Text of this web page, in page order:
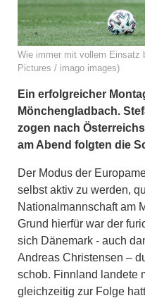
Wie immer mit vollem Einsatz
Pictures / imago images)
Ein erfolgreicher
Mönchengladbach.
zogen nach
am Abend folgten die
Der Modus der
selbst aktiv zu werden,
Nationalmannschaft am
Grund hierfür war der
sich Dänemark - auch
Andreas Christensen –
schob. Finnland landete
gleichzeitig zur Folge